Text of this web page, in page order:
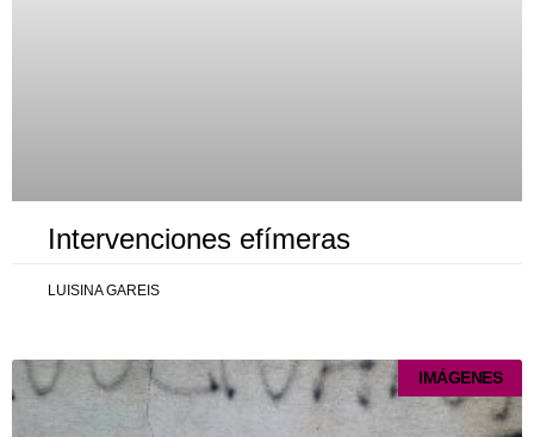
Intervenciones efímeras
LUISINA GAREIS
IMÁGENES